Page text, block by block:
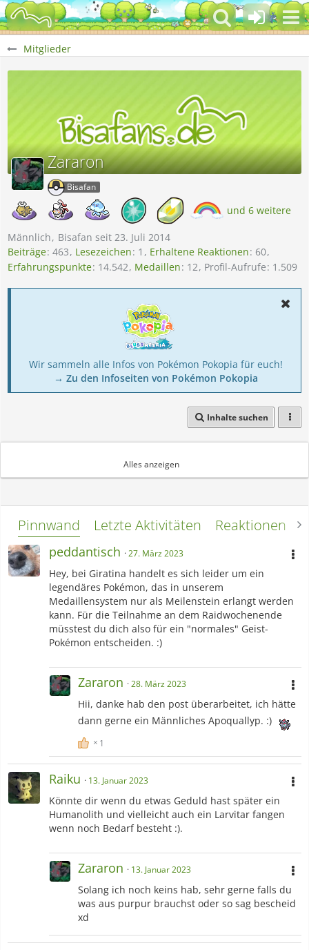
Mitglieder
Zararon
Bisafan
und 6 weitere
Männlich
Bisafan seit 23. Juli 2014
Beiträge 463 Lesezeichen 1 Erhaltene Reaktionen 60
Erfahrungspunkte 14.542 Medaillen 12 Profil-Aufrufe 1.509
Wir sammeln alle Infos von Pokémon Pokopia für euch!
→ Zu den Infoseiten von Pokémon Pokopia
Inhalte suchen
Alles anzeigen
Pinnwand Letzte Aktivitäten Reaktionen
peddantisch 27. März 2023
Hey, bei Giratina handelt es sich leider um ein
legendäres Pokémon, das in unserem
Medaillensystem nur als Meilenstein erlangt werden
kann. Für die Teilnahme an dem Raidwochenende
müsstest du dich also für ein "normales" Geist-
Pokémon entscheiden. :)
Zararon 28. März 2023
Hii, danke hab den post überarbeitet, ich hätte
dann gerne ein Männliches Apoquallyp. :)
1
Raiku 13. Januar 2023
Könnte dir wenn du etwas Geduld hast später ein
Humanolith und vielleicht auch ein Larvitar fangen
wenn noch Bedarf besteht :).
Zararon 13. Januar 2023
Solang ich noch keins hab, sehr gerne falls du
was aus purpur brauchst oder so sag bescheid
xd